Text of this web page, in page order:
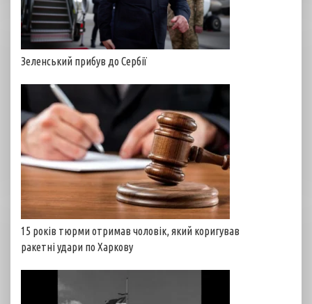
Зеленський прибув до Сербії
15 років тюрми отримав чоловік, який коригував
ракетні удари по Харкову